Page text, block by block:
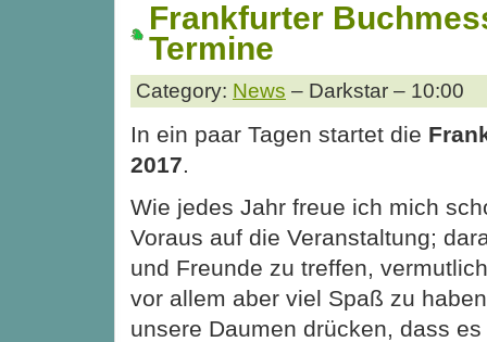
Frankfurter
Termine
Category: News – Darkstar – 10:00
In ein paar Tagen startet die
2017.
Wie jedes Jahr freue ich mich
Voraus auf die Veranstaltung;
und Freunde zu treffen,
vor allem aber viel Spaß zu
unsere Daumen drücken, dass